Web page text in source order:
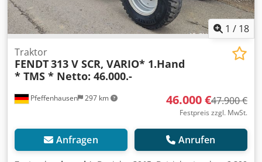
1 / 18
Pfeffenhausen 297 km
Traktor
FENDT313 V SCR, VARIO* 1.Hand
* TMS * Netto: 46.000.-
46.000 €47.900 €
Festpreis zzgl. MwSt.
Anfragen Anrufen